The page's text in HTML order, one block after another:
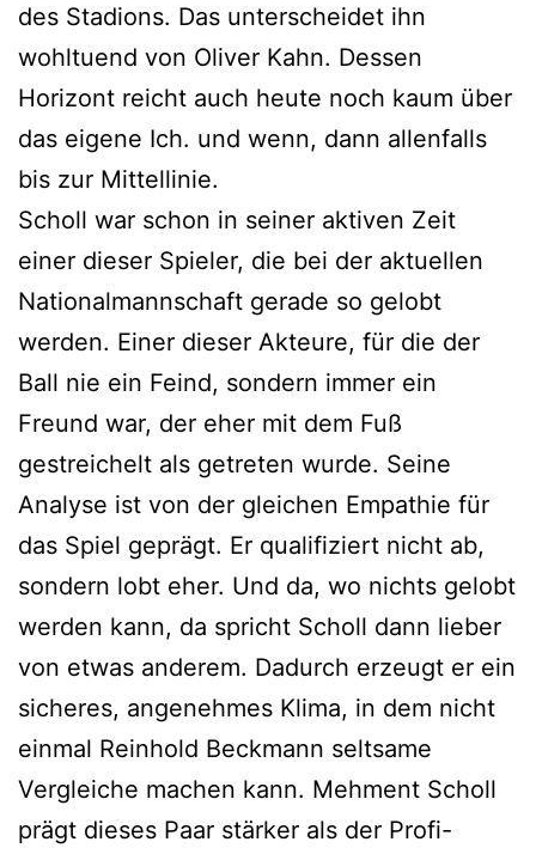
des Stadions. Das unterscheidet ihn
wohltuend von Oliver Kahn. Dessen
Horizont reicht auch heute noch kaum über
das eigene Ich. und wenn, dann allenfalls
bis zur Mittellinie.
Scholl war schon in seiner aktiven Zeit
einer dieser Spieler, die bei der aktuellen
Nationalmannschaft gerade so gelobt
werden. Einer dieser Akteure, für die der
Ball nie ein Feind, sondern immer ein
Freund war, der eher mit dem Fuß
gestreichelt als getreten wurde. Seine
Analyse ist von der gleichen Empathie für
das Spiel geprägt. Er qualifiziert nicht ab,
sondern lobt eher. Und da, wo nichts gelobt
werden kann, da spricht Scholl dann lieber
von etwas anderem. Dadurch erzeugt er ein
sicheres, angenehmes Klima, in dem nicht
einmal Reinhold Beckmann seltsame
Vergleiche machen kann. Mehment Scholl
prägt dieses Paar stärker als der Profi-